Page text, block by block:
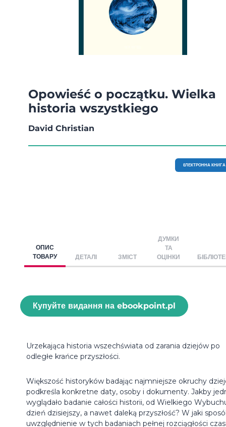
Opowieść o początku. Wielka
historia wszystkiego
David Christian
EЛЕКТРОННА КНИГА
ОПИС
ТОВАРУ
ДЕТАЛІ ЗМІСТ
ДУМКИ
ТА
ОЦІНКИ
Купуйте видання на ebookpoint.pl
Urzekająca historia wszechświata od zarania dziejów po
odległe krańce przyszłości.
Większość historyków badając najmniejsze okruchy
podkreśla konkretne daty, osoby i dokumenty. Jakby
wyglądało badanie całości historii, od Wielkiego
dzień dzisiejszy, a nawet daleką przyszłość? W jaki
uwzględnienie w tych badaniach pełnej rozciągłości